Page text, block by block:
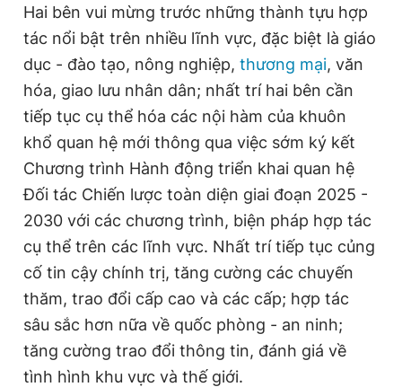
Hai bên vui mừng trước những thành tựu hợp
tác nổi bật trên nhiều lĩnh vực, đặc biệt là giáo
dục - đào tạo, nông nghiệp, thương mại, văn
hóa, giao lưu nhân dân; nhất trí hai bên cần
tiếp tục cụ thể hóa các nội hàm của khuôn
khổ quan hệ mới thông qua việc sớm ký kết
Chương trình Hành động triển khai quan hệ
Đối tác Chiến lược toàn diện giai đoạn 2025 -
2030 với các chương trình, biện pháp hợp tác
cụ thể trên các lĩnh vực. Nhất trí tiếp tục củng
cố tin cậy chính trị, tăng cường các chuyến
thăm, trao đổi cấp cao và các cấp; hợp tác
sâu sắc hơn nữa về quốc phòng - an ninh;
tăng cường trao đổi thông tin, đánh giá về
tình hình khu vực và thế giới.